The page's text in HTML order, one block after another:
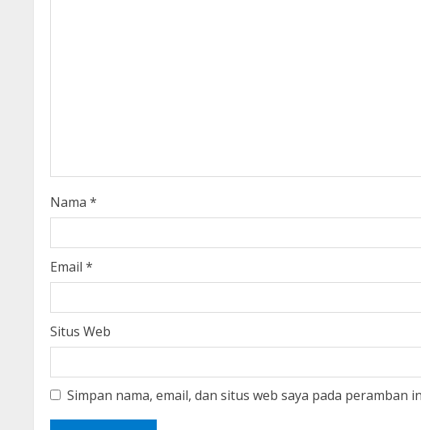
i
n
g
Nama *
Email *
Situs Web
Simpan nama, email, dan situs web saya pada